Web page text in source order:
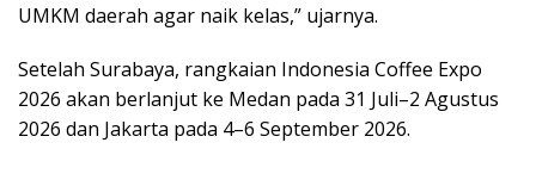
UMKM daerah agar naik kelas,” ujarnya.
Setelah Surabaya, rangkaian Indonesia Coffee Expo
2026 akan berlanjut ke Medan pada 31 Juli–2 Agustus
2026 dan Jakarta pada 4–6 September 2026.